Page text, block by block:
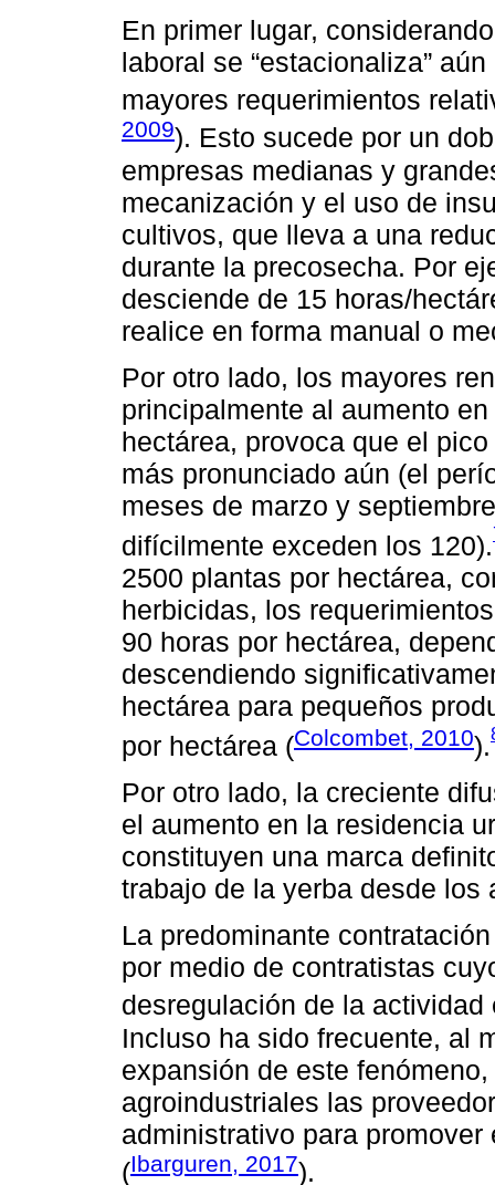
En primer lugar,
laboral se “estacionaliza”
mayores requerimientos
2009). Esto sucede por un
empresas medianas y
mecanización y el uso de
cultivos, que lleva a una
durante la precosecha. Por
desciende de 15 horas/
realice en forma manual o
Por otro lado, los mayores
principalmente al aumento
hectárea, provoca que el
más pronunciado aún (el
meses de marzo y
difícilmente exceden los 120).
2500 plantas por hectárea,
herbicidas, los
90 horas por hectárea,
descendiendo
hectárea para pequeños
por hectárea (Colcombet, 2010).
Por otro lado, la creciente
el aumento en la residencia
constituyen una marca
trabajo de la yerba desde
La predominante
por medio de contratistas
desregulación de la
Incluso ha sido frecuente, al
expansión de este
agroindustriales las
administrativo para
(Ibarguren, 2017).